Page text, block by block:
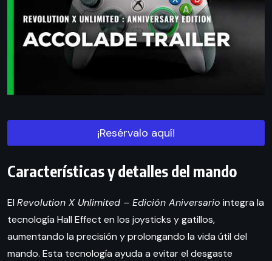
¡Resérvalo aquí!
Características y detalles del mando
El Revolution X Unlimited – Edición Aniversario integra la
tecnología Hall Effect en los joysticks y gatillos,
aumentando la precisión y prolongando la vida útil del
mando. Esta tecnología ayuda a evitar el desgaste